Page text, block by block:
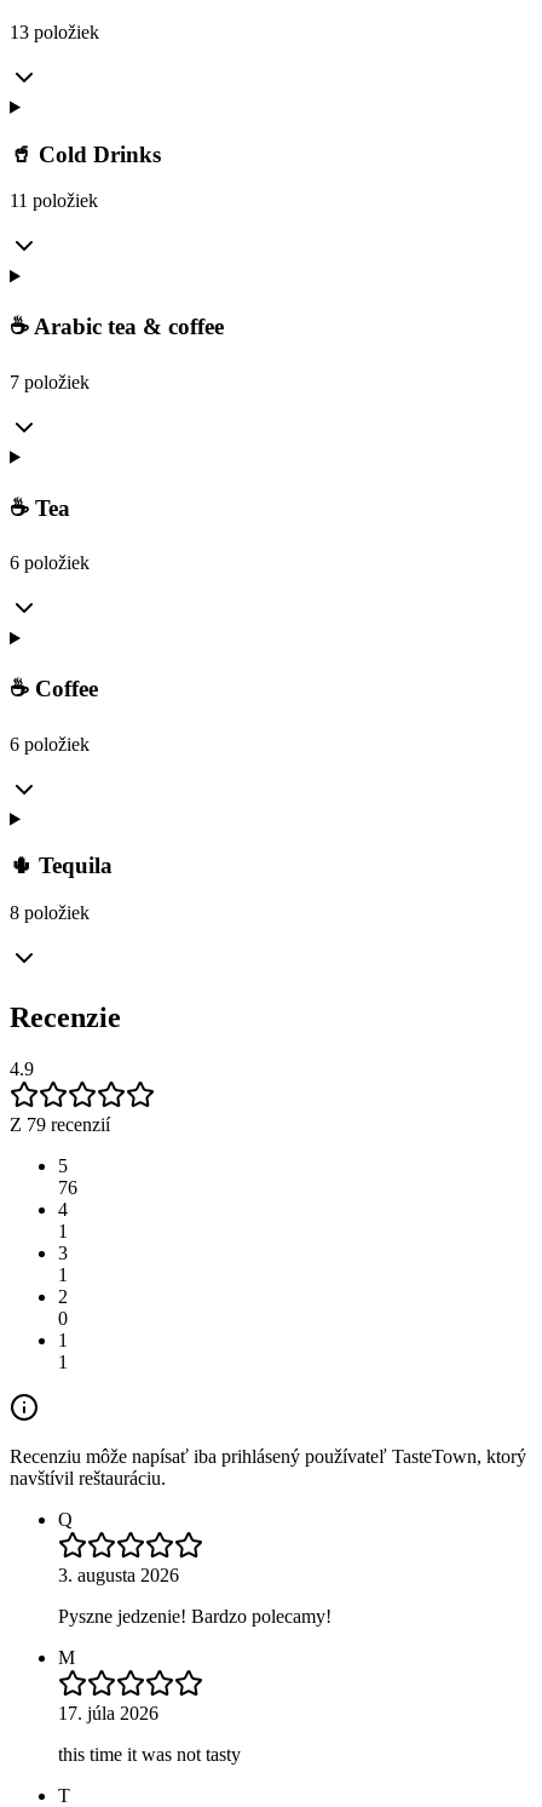
13 položiek
🥤 Cold Drinks
11 položiek
☕ Arabic tea & coffee
7 položiek
☕ Tea
6 položiek
☕ Coffee
6 položiek
🌵 Tequila
8 položiek
Recenzie
4.9
Z 79 recenzií
5
76
4
1
3
1
2
0
1
1
Recenziu môže napísať iba prihlásený používateľ TasteTown, ktorý
navštívil reštauráciu.
Q
3. augusta 2026
Pyszne jedzenie! Bardzo polecamy!
M
17. júla 2026
this time it was not tasty
T